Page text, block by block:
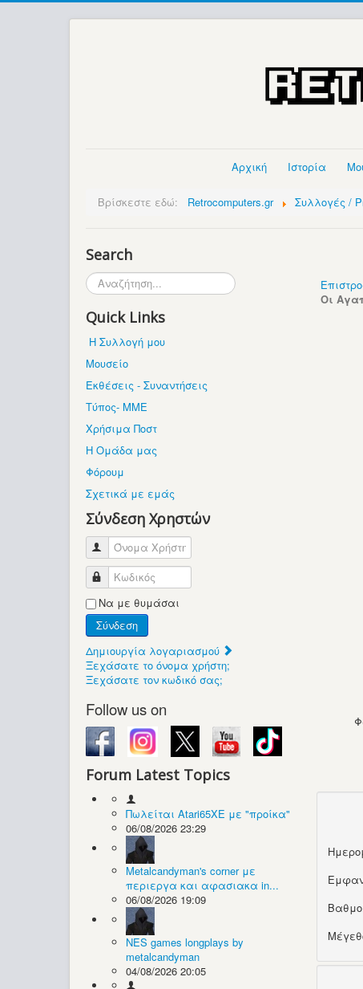
Αρχική Ιστορία
Βρίσκεστε εδώ: Retrocomputers.gr Συλλογές /
Search
Αναζήτηση...
Quick Links
Η Συλλογή μου
Μουσείο
Εκθέσεις - Συναντήσεις
Τύπος- ΜΜΕ
Χρήσιμα Ποστ
Η Ομάδα μας
Φόρουμ
Σχετικά με εμάς
Σύνδεση Χρηστών
Όνομα Χρήστη
Κωδικός
Να με θυμάσαι
Σύνδεση
Δημιουργία λογαριασμού
Ξεχάσατε το όνομα χρήστη;
Ξεχάσατε τον κωδικό σας;
Follow us on
Forum Latest Topics
Πωλείται Atari65XE με "προίκα"
06/08/2026 23:29
Metalcandyman's corner με
περιεργα και αφασιακα in...
06/08/2026 19:09
NES games longplays by
metalcandyman
04/08/2026 20:05
Οι